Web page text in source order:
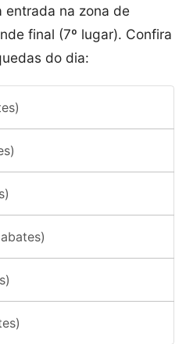
entrada na zona de
final (7º lugar). Confira
do dia: